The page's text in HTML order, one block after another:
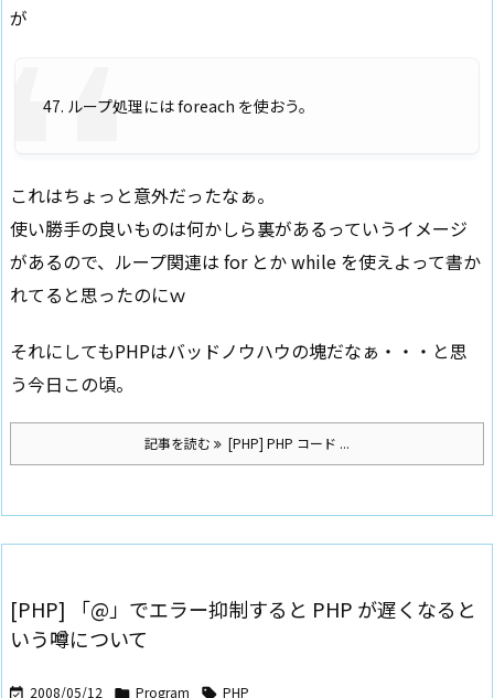
が
47. ループ処理には foreach を使おう。
これはちょっと意外だったなぁ。
使い勝手の良いものは何かしら裏があるっていうイメージ
があるので、ループ関連は for とか while を使えよって書か
れてると思ったのにｗ
それにしてもPHPはバッドノウハウの塊だなぁ・・・と思
う今日この頃。
記事を読む [PHP] PHP コード ...
[PHP] 「@」でエラー抑制すると PHP が遅くなると
いう噂について
 2008/05/12  Program  PHP